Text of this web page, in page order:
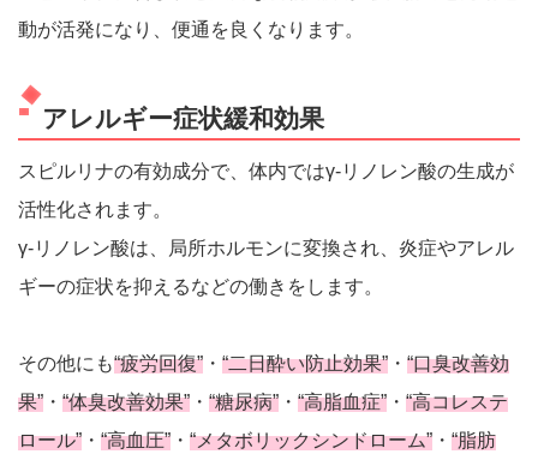
動が活発になり、便通を良くなります。
アレルギー症状緩和効果
スピルリナの有効成分で、体内ではγ-リノレン酸の生成が
活性化されます。
γ-リノレン酸は、局所ホルモンに変換され、炎症やアレル
ギーの症状を抑えるなどの働きをします。
その他にも“疲労回復” ・ “二日酔い防止効果” ・ “口臭改善効
果” ・ “体臭改善効果” ・ “糖尿病” ・ “高脂血症” ・ “高コレステ
ロール” ・ “高血圧” ・ “メタボリックシンドローム” ・ “脂肪